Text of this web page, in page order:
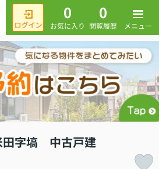
0
お気に入り
0
閲覧履歴 メニュー
田字塙 中古戸建